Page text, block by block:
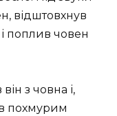
відштовхнув
поплив човен
з човна і,
похмурим